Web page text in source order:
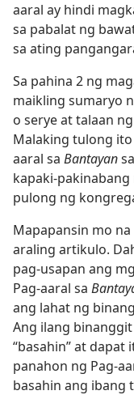
aaral ay hindi
sa pabalat ng
sa ating
Sa pahina 2 ng
maikling sumaryo
o serye at talaan
Malaking tulong
aaral sa Bantayan
kapaki-
pulong ng
Mapapansin mo
araling artikulo.
pag-usapan ang
Pag-aaral sa
ang lahat ng
Ang ilang
“basahin” at dapat
panahon ng Pag-
basahin ang ibang